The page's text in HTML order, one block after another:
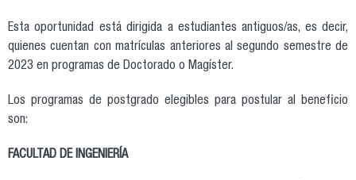
Esta oportunidad está dirigida a estudiantes antiguos/as, es decir,
quienes cuentan con matrículas anteriores al segundo semestre de
2023 en programas de Doctorado o Magíster.
Los programas de postgrado elegibles para postular al beneficio
son:
FACULTAD DE INGENIERÍA